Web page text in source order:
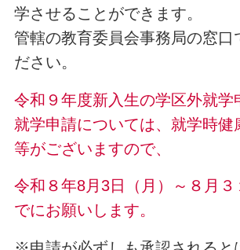
学させることができます。
管轄の教育委員会事務局の窓口
ださい。
令和９年度新入生の学区外就学
就学申請については、就学時健
等がございますので、
令和８年8月3日（月）～８月３
でにお願いします。